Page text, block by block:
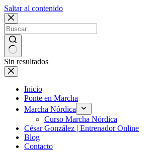
Saltar al contenido
Sin resultados
Inicio
Ponte en Marcha
Marcha Nórdica
Curso Marcha Nórdica
César González | Entrenador Online
Blog
Contacto